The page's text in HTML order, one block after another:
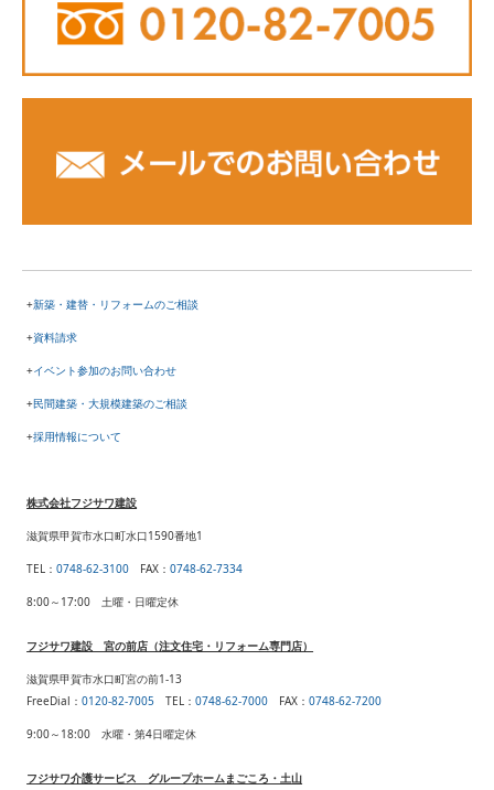
+新築・建替・リフォームのご相談
+資料請求
+イベント参加のお問い合わせ
+民間建築・大規模建築のご相談
+採用情報について
株式会社フジサワ建設
滋賀県甲賀市水口町水口1590番地1
TEL ：0748-62-3100 FAX ：0748-62-7334
8:00～17:00 土曜・日曜定休
フジサワ建設 宮の前店（注文住宅・リフォーム専門店）
滋賀県甲賀市水口町宮の前1-13
FreeDial：0120-82-7005 TEL ：0748-62-7000 FAX ：0748-62-7200
9:00～18:00 水曜・第4日曜定休
フジサワ介護サービス グループホームまごころ・土山